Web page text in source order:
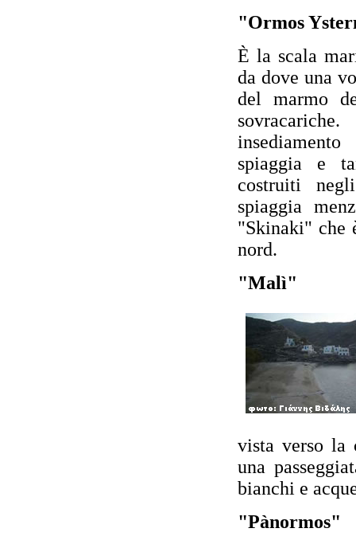
"Ormos
È la scala
da dove una
del marmo
spiaggia e
costruiti
spiaggia
"Skinaki" che
nord.
"Malì"
vista verso la
una
bianchi e
"Pànormos"